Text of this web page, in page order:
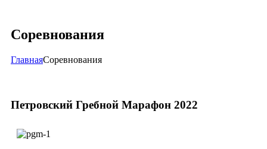
Соревнования
ГлавнаяСоревнования
Петровский Гребной Марафон 2022